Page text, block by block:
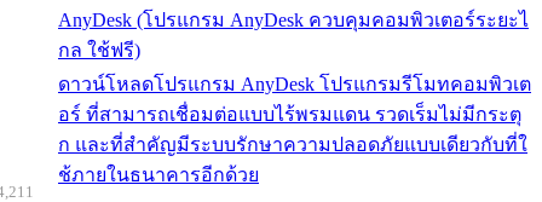
AnyDesk (โปรแกรม AnyDesk ควบคุมคอมพิวเตอร์ระยะไ
กล ใช้ฟรี)
ดาวน์โหลดโปรแกรม AnyDesk โปรแกรมรีโมทคอมพิวเต
อร์ ที่สามารถเชื่อมต่อแบบไร้พรมแดน รวดเร็มไม่มีกระตุ
ก และที่สำคัญมีระบบรักษาความปลอดภัยแบบเดียวกับที่ใ
ช้ภายในธนาคารอีกด้วย